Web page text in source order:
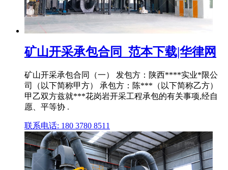
矿山开采承包合同_范本下载|华律网
矿山开采承包合同（一） 发包方：陕西****实业*限公
司（以下简称甲方） 承包方：陈***（以下简称乙方）
甲乙双方兹就***花岗岩开采工程承包的有关事项,经自
愿、平等协 .
联系电话: 180 3780 8511